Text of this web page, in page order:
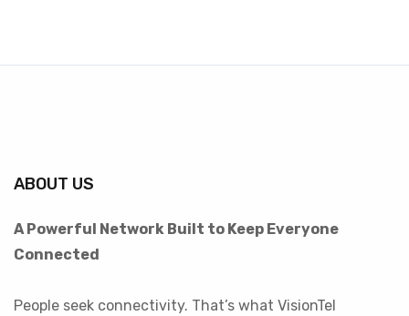
ABOUT US
A Powerful Network Built to Keep Everyone
Connected
People seek connectivity. That’s what VisionTel